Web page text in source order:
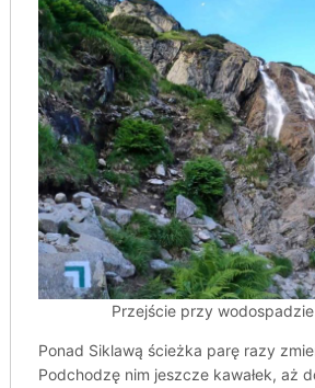
Przejście przy
Ponad Siklawą ścieżka parę razy
Podchodzę nim jeszcze kawałek, aż